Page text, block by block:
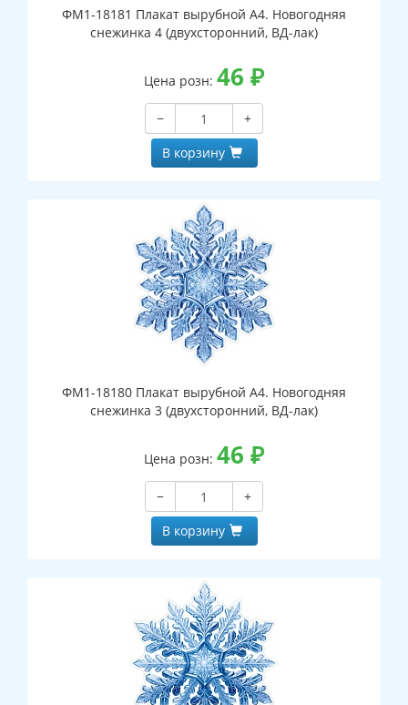
ФМ1-18181 Плакат вырубной А4. Новогодняя
снежинка 4 (двухсторонний, ВД-лак)
Цена розн: 46 ₽
−
+
В корзину
ФМ1-18180 Плакат вырубной А4. Новогодняя
снежинка 3 (двухсторонний, ВД-лак)
Цена розн: 46 ₽
−
+
В корзину